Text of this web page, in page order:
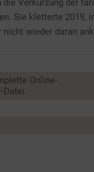
Verkürzung der
Sie kletterte
wieder daran
Online-
Datei.